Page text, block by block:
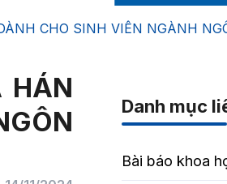
CHO SINH VIÊN NGÀNH
HÁN
Danh mục
Bài báo khoa